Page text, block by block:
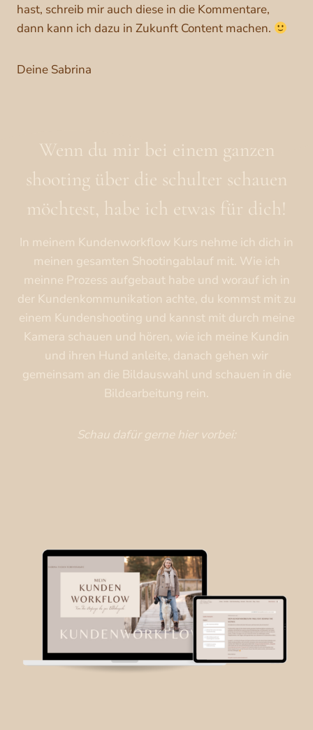
hast, schreib mir auch diese in die Kommentare,
dann kann ich dazu in Zukunft Content machen.
Deine Sabrina
Wenn du mir bei einem ganzen
shooting über die schulter schauen
möchtest, habe ich etwas für dich!
In meinem Kundenworkflow Kurs nehme ich dich in
meinen gesamten Shootingablauf mit. Wie ich
meinne Prozess aufgebaut habe und worauf ich in
der Kundenkommunikation achte, du kommst mit zu
einem Kundenshooting und kannst mit durch meine
Kamera schauen und hören, wie ich meine Kundin
und ihren Hund anleite, danach gehen wir
gemeinsam an die Bildauswahl und schauen in die
Bildearbeitung rein.
Schau dafür gerne hier vorbei: